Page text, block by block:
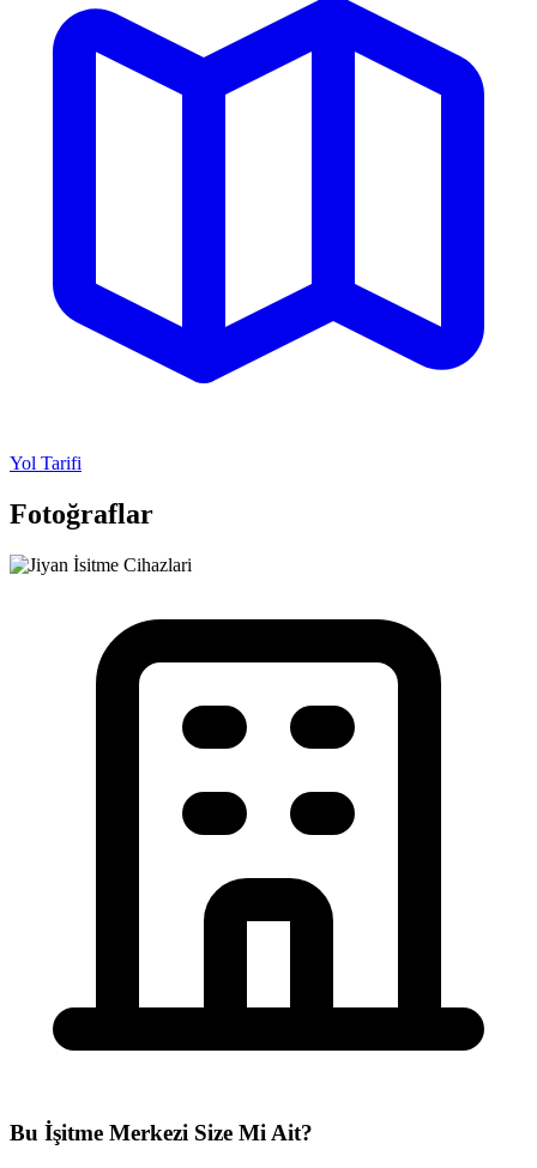
Yol Tarifi
Fotoğraflar
Bu İşitme Merkezi Size Mi Ait?